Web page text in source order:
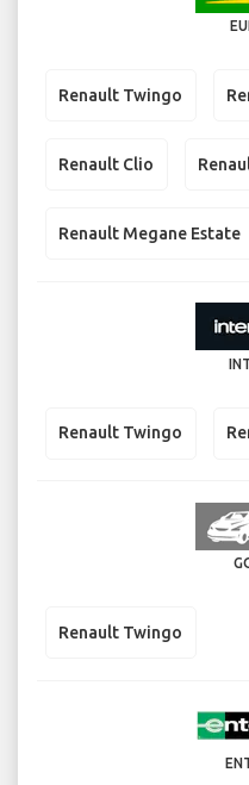
Renault Twingo
Renault Clio
Renault Megane Estate
Renault Twingo
Renault Twingo